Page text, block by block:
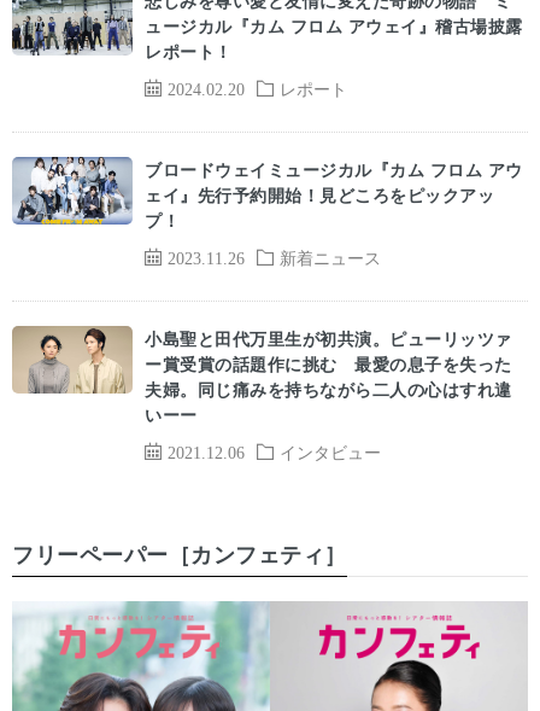
2024.02.20 レポート
ュージカル『カム フロム アウェイ』稽古場披露
レポート！
2023.11.26 新着ニュース
ブロードウェイミュージカル『カム フロム アウ
ェイ』先行予約開始！見どころをピックアッ
プ！
2021.12.06 インタビュー
小島聖と田代万里生が初共演。ピューリッツァ
ー賞受賞の話題作に挑む 最愛の息子を失った
夫婦。同じ痛みを持ちながら二人の心はすれ違
いーー
フリーペーパー［カンフェティ］